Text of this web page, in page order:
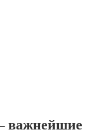
важнейшие